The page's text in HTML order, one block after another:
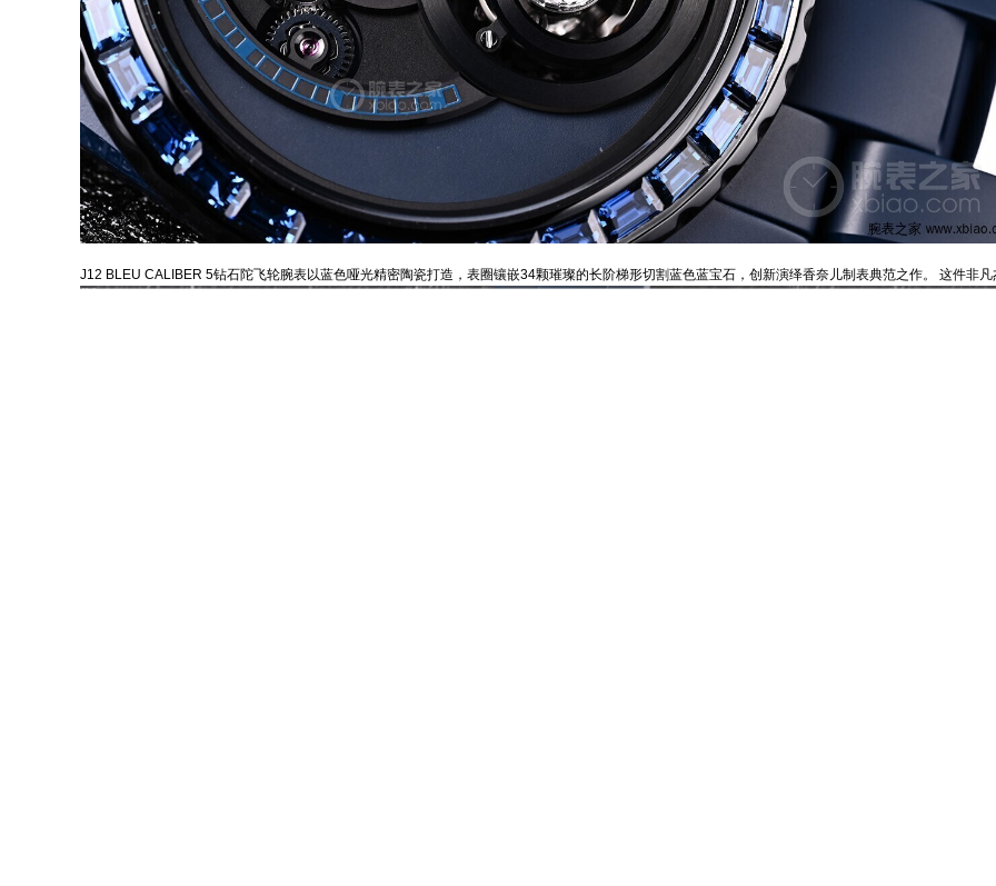
J12 BLEU CALIBER 5钻石陀飞轮腕表以蓝色哑光精密陶瓷打造，表圈镶嵌34颗璀璨的长阶梯形切割蓝色蓝宝石，创新演绎香奈儿制表典范之作。 这件非